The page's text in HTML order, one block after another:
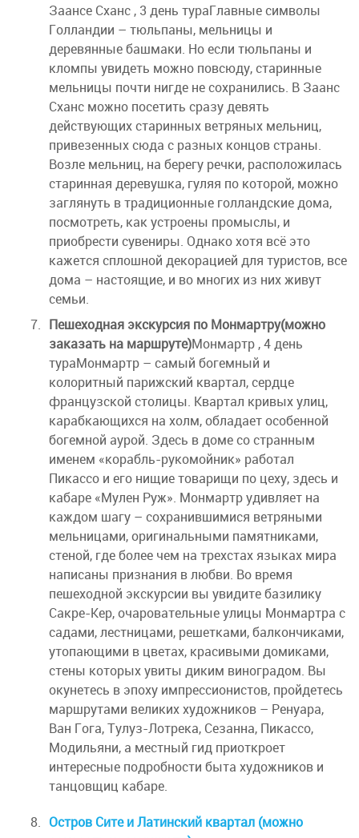
Заансе Сханс , 3 день тураГлавные символы
Голландии – тюльпаны, мельницы и
деревянные башмаки. Но если тюльпаны и
кломпы увидеть можно повсюду, старинные
мельницы почти нигде не сохранились. В Заанс
Сханс можно посетить сразу девять
действующих старинных ветряных мельниц,
привезенных сюда с разных концов страны.
Возле мельниц, на берегу речки, расположилась
старинная деревушка, гуляя по которой, можно
заглянуть в традиционные голландские дома,
посмотреть, как устроены промыслы, и
приобрести сувениры. Однако хотя всё это
кажется сплошной декорацией для туристов, все
дома – настоящие, и во многих из них живут
семьи.
Пешеходная экскурсия по Монмартру(можно
заказать на маршруте)Монмартр , 4 день
тураМонмартр – самый богемный и
колоритный парижский квартал, сердце
французской столицы. Квартал кривых улиц,
карабкающихся на холм, обладает особенной
богемной аурой. Здесь в доме со странным
именем «корабль-рукомойник» работал
Пикассо и его нищие товарищи по цеху, здесь и
кабаре «Мулен Руж». Монмартр удивляет на
каждом шагу – сохранившимися ветряными
мельницами, оригинальными памятниками,
стеной, где более чем на трехстах языках мира
написаны признания в любви. Во время
пешеходной экскурсии вы увидите базилику
Сакре-Кер, очаровательные улицы Монмартра с
садами, лестницами, решетками, балкончиками,
утопающими в цветах, красивыми домиками,
стены которых увиты диким виноградом. Вы
окунетесь в эпоху импрессионистов, пройдетесь
маршрутами великих художников – Ренуара,
Ван Гога, Тулуз-Лотрека, Сезанна, Пикассо,
Модильяни, а местный гид приоткроет
интересные подробности быта художников и
танцовщиц кабаре.
Остров Сите и Латинский квартал (можно